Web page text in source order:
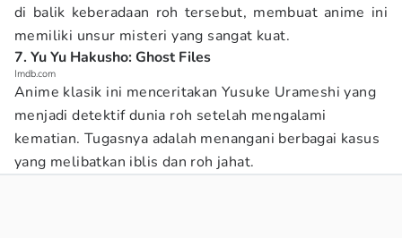
di balik keberadaan roh tersebut, membuat anime ini
memiliki unsur misteri yang sangat kuat.
7. Yu Yu Hakusho: Ghost Files
Imdb.com
Anime klasik ini menceritakan Yusuke Urameshi yang
menjadi detektif dunia roh setelah mengalami
kematian. Tugasnya adalah menangani berbagai kasus
yang melibatkan iblis dan roh jahat.